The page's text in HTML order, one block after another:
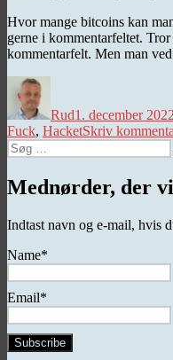
Hvor mange bitcoins kan
gerne i kommentarfeltet.
kommentarfelt. Men man
Rud1. december 2022
Fuck, HacketSkriv
Søg
efter:
Mednørder, der
Indtast navn og e-mail, hvis
Name*
Email*